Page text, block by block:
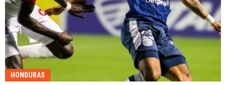
HONDURAS